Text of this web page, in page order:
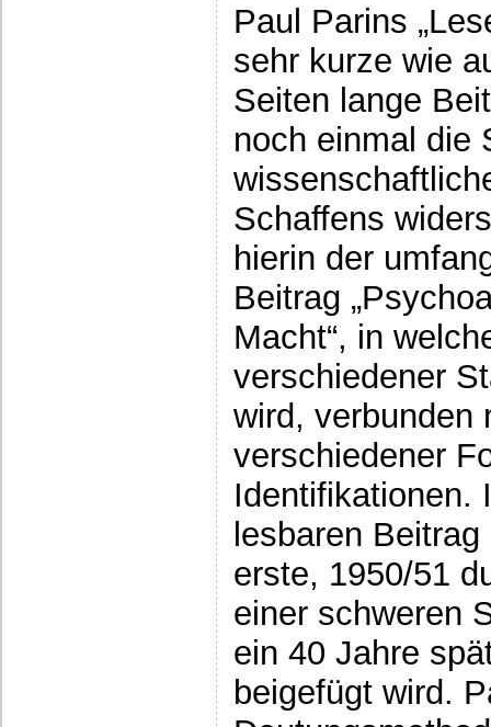
Paul Parins
sehr kurze wie
Seiten lange
noch einmal die
Schaffens
hierin der
Beitrag
Macht“, in
verschiedener
wird, verbunden
verschiedener
Identifikationen.
lesbaren
erste, 1950/51
einer schweren
ein 40 Jahre
beigefügt wird.